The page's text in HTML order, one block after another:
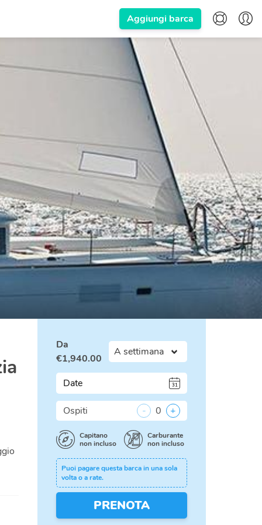
Aggiungi barca
Da
€1,940.00
Date
Ospiti - 0 +
Capitano
non incluso
Carburante
non incluso
Puoi pagare questa barca in una sola
volta o a rate.
PRENOTA